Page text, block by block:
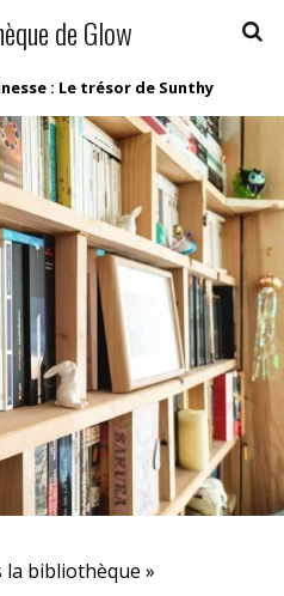
de Glow
: Le trésor de Sunthy
la bibliothèque »